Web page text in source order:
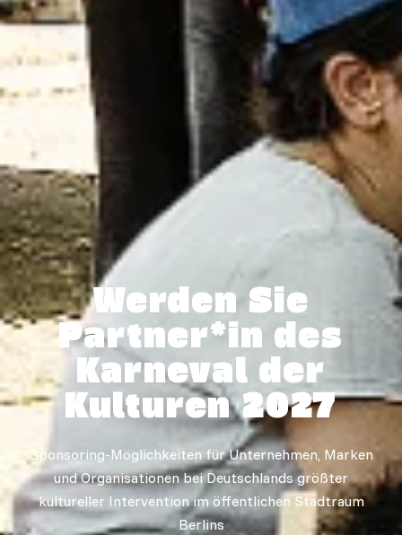
Werden Sie
Partner*in des
Karneval der
Kulturen 2027
Sponsoring-Möglichkeiten für Unternehmen, Marken
und Organisationen bei Deutschlands größter
kultureller Intervention im öffentlichen Stadtraum
Berlins